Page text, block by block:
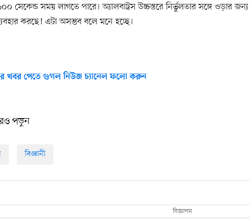
সেকেন্ড সময় লাগতে পারে। অ্যালবাট্রস উচ্চস্তরে নির্ভুলতার সঙ্গে ওড়ার জন্য
করছে! এটা অসম্ভব বলে মনে হচ্ছে।
খবর পেতে গুগল নিউজ চ্যানেল ফলো করুন
পড়ুন
বিজ্ঞানী